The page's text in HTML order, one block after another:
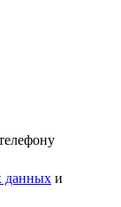
данных и